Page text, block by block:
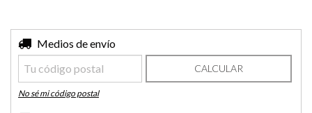
Entregas para el CP:
Medios de envío
CALCULAR
No sé mi código postal